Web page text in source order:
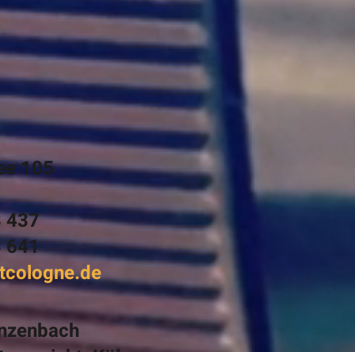
105
437
641